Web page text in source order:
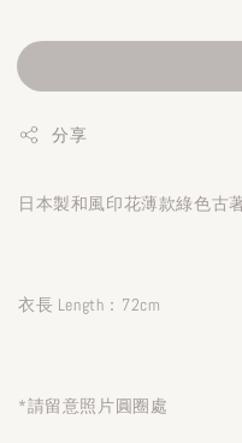
分享
日本製和風印花薄款綠色古
衣長 Length：72cm
*請留意照片圓圈處